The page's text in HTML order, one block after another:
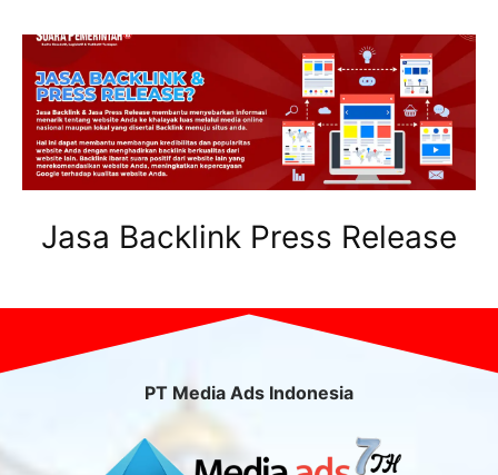
Jasa Backlink Press Release
PT Media Ads Indonesia